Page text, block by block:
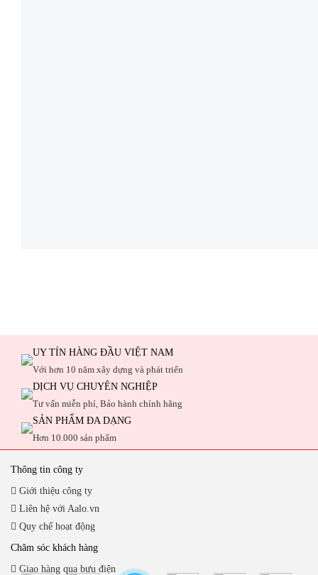
UY TÍN HÀNG ĐẦU VIỆT NAM
Với hơn 10 năm xây dựng và phát triển
DỊCH VỤ CHUYÊN NGHIỆP
Tư vấn miễn phí, Bảo hành chính hãng
SẢN PHẨM ĐA DẠNG
Hơn 10.000 sản phẩm
Thông tin công ty
Giới thiệu công ty
Liên hệ với Aalo.vn
Quy chế hoạt động
Chăm sóc khách hàng
Giao hàng qua bưu điện